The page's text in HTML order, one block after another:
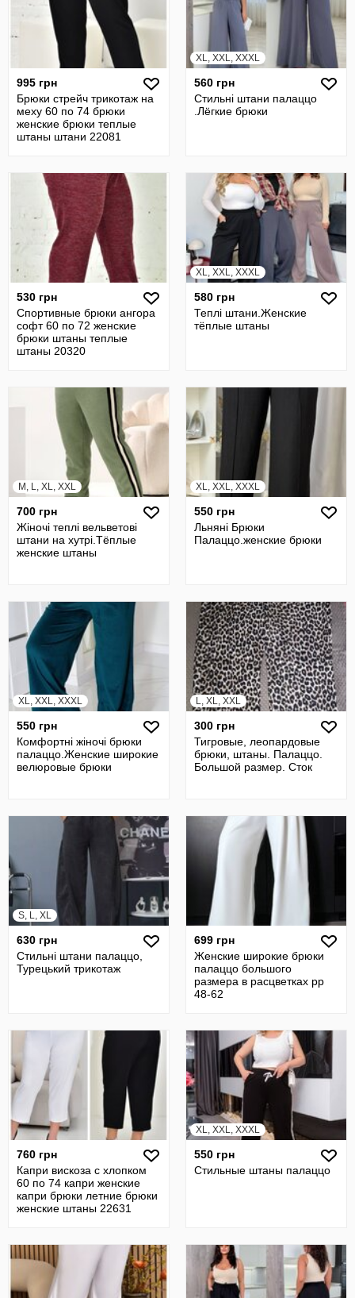
995 грн
Брюки стрейч трикотаж на
меху 60 по 74 брюки
женские брюки теплые
штаны штани 22081
XL, XXL, XXXL
560 грн
Стильні штани палаццо
.Лёгкие брюки
530 грн
Спортивные брюки ангора
софт 60 по 72 женские
брюки штаны теплые
штаны 20320
XL, XXL, XXXL
580 грн
Теплі штани.Женские
тёплые штаны
M, L, XL, XXL
700 грн
Жiночi теплі вельветові
штани на хутрі.Тёплые
женские штаны
XL, XXL, XXXL
550 грн
Льняні Брюки
Палаццо.женские брюки
XL, XXL, XXXL
550 грн
Комфортні жiночi брюки
палаццо.Женские широкие
велюровые брюки
L, XL, XXL
300 грн
Тигровые, леопардовые
брюки, штаны. Палаццо.
Большой размер. Сток
S, L, XL
630 грн
Стильні штани палаццо,
Турецький трикотаж
699 грн
Женские широкие брюки
палаццо большого
размера в расцветках рр
48-62
760 грн
Капри вискоза с хлопком
60 по 74 капри женские
капри брюки летние брюки
женские штаны 22631
XL, XXL, XXXL
550 грн
Стильные штаны палаццо